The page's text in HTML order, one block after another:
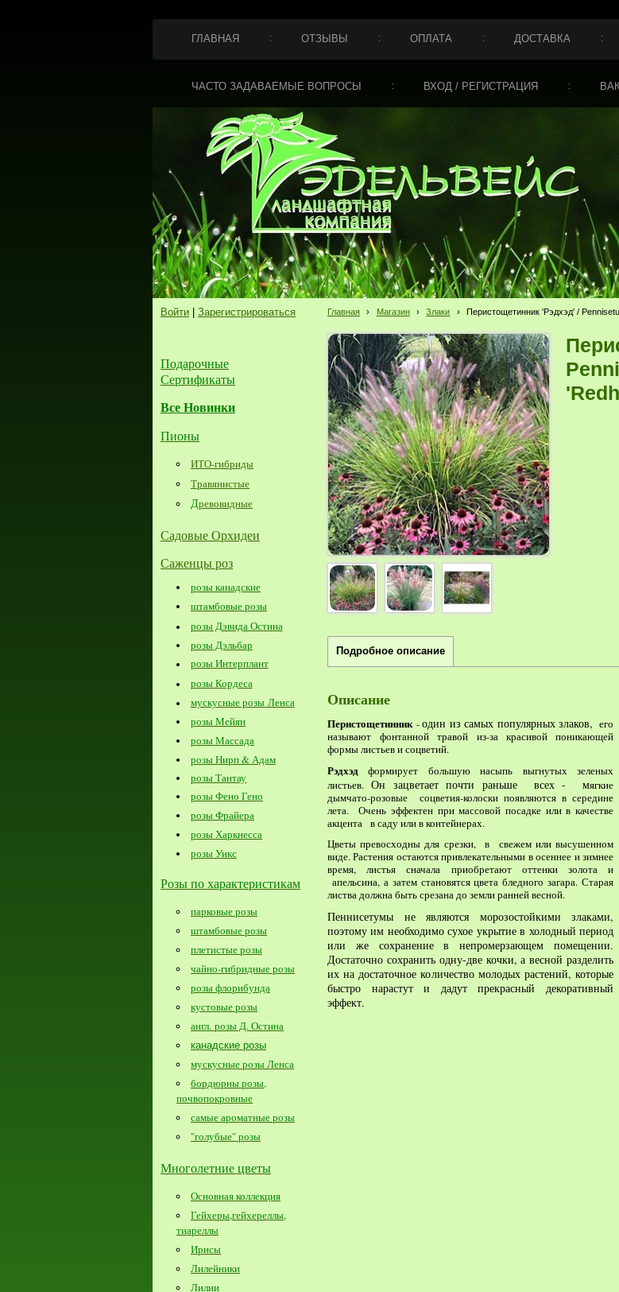
ГЛАВНАЯ ОТЗЫВЫ ОПЛАТА ДОСТАВКА
ЧАСТО ЗАДАВАЕМЫЕ ВОПРОСЫ ВХОД / РЕГИСТРАЦИЯ
Войти Зарегистрироваться
Подарочные
Сертификаты
Все Новинки
Пионы
ИТО-гибриды
Травянистые
Древовидные
Садовые Орхидеи
Саженцы роз
розы канадские
штамбовые розы
розы Дэвида Остина
розы Дэльбар
розы Интерплант
розы Кордеса
мускусные розы Ленса
розы Мейян
розы Массада
розы Нирп & Адам
розы Тантау
розы Фено Гено
розы Фрайера
розы Харкнесса
розы Уикс
Розы по характеристикам
парковые розы
штамбовые розы
плетистые розы
чайно-гибридные розы
розы флорибунда
кустовые розы
англ. розы Д. Остина
канадские розы
мускусные розы Ленса
бордюрны розы,
почвопокровные
самые ароматные розы
"голубые" розы
Многолетние цветы
Основная коллекция
Гейхеры,гейхереллы,
тиареллы
Ирисы
Лилейники
Лилии
Главная › Магазин › Злаки › Перистощетинник 'Рэдхэд' /
Подробное описание
Описание
Перистощетинник-один из самых популярных злаков, его
называют фонтанной травой из-за красивой поникающей
формы листьев и соцветий.
Рэдхэд формирует большую насыпь выгнутых зеленых
листьев. Он зацветает почти раньше всех - мягкие
дымчато-розовые соцветия-колоски появляются в середине
лета. Очень эффектен при массовой посадке или в качестве
акцента в саду или в контейнерах.
Цветы превосходны для срезки, в свежем или высушенном
виде. Растения остаются привлекательными в осеннее и зимнее
время, листья сначала приобретают оттенки золота и
апельсина, а затем становятся цвета бледного загара. Старая
листва должна быть срезана до земли ранней весной.
Пеннисетумы не являются морозостойкими злаками,
поэтому им необходимо сухое укрытие в холодный период
или же сохранение в непромерзающем помещении.
Достаточно сохранить одну-две кочки, а весной разделить
их на достаточное количество молодых растений, которые
быстро нарастут и дадут прекрасный декоративный
эффект.